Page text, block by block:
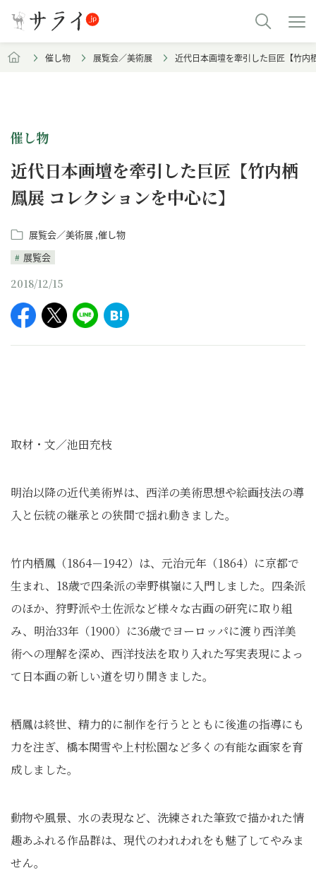
催し物 展覧会／美術展 近代日本画壇を牽引した巨匠【竹内
催し物
近代日本画壇を牽引した巨匠【竹内栖
鳳展 コレクションを中心に】
展覧会／美術展 催し物
展覧会
2018/12/15
取材・文／池田充枝
明治以降の近代美術界は、西洋の美術思想や絵画技法の導
入と伝統の継承との狭間で揺れ動きました。
竹内栖鳳（1864－1942）は、元治元年（1864）に京都で
生まれ、18歳で四条派の幸野棋嶺に入門しました。四条派
のほか、狩野派や土佐派など様々な古画の研究に取り組
み、明治33年（1900）に36歳でヨーロッパに渡り西洋美
術への理解を深め、西洋技法を取り入れた写実表現によっ
て日本画の新しい道を切り開きました。
栖鳳は終世、精力的に制作を行うとともに後進の指導にも
力を注ぎ、橋本関雪や上村松園など多くの有能な画家を育
成しました。
動物や風景、水の表現など、洗練された筆致で描かれた情
趣あふれる作品群は、現代のわれわれをも魅了してやみま
せん。